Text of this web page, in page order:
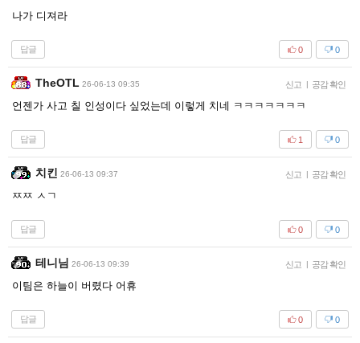
나가 디져라
답글 0
0
TheOTL 26-06-13 09:35 신고 | 공감 확인
언젠가 사고 칠 인성이다 싶었는데 이렇게 치네 ㅋㅋㅋㅋㅋㅋㅋ
답글 0
1
치킨 26-06-13 09:37 신고 | 공감 확인
ㅉㅉ ㅅㄱ
답글 0
0
테니님 26-06-13 09:39 신고 | 공감 확인
이팀은 하늘이 버렸다 어휴
답글 0
0